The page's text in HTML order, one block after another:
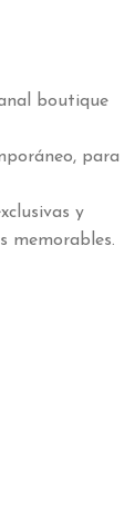
boutique
para
y
memorables.